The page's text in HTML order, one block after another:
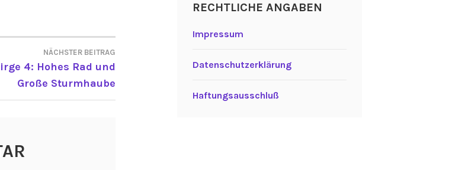
NÄCHSTER BEITRAG
4: Hohes Rad und
Große Sturmhaube
RECHTLICHE ANGABEN
Impressum
Datenschutzerklärung
Haftungsausschluß